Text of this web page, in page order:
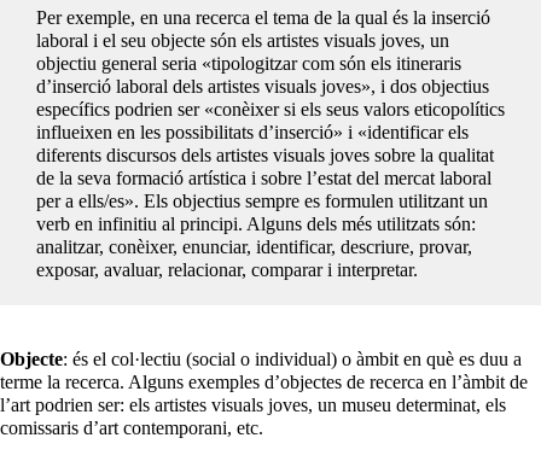
Per exemple, en una recerca el tema de la qual és la inserció
laboral i el seu objecte són els artistes visuals joves, un
objectiu general seria «tipologitzar com són els itineraris
d’inserció laboral dels artistes visuals joves», i dos objectius
específics podrien ser «conèixer si els seus valors eticopolítics
influeixen en les possibilitats d’inserció» i «identificar els
diferents discursos dels artistes visuals joves sobre la qualitat
de la seva formació artística i sobre l’estat del mercat laboral
per a ells/es». Els objectius sempre es formulen utilitzant un
verb en infinitiu al principi. Alguns dels més utilitzats són:
analitzar, conèixer, enunciar, identificar, descriure, provar,
exposar, avaluar, relacionar, comparar i interpretar.
Objecte: és el col·lectiu (social o individual) o àmbit en què es duu a
terme la recerca. Alguns exemples d’objectes de recerca en l’àmbit de
l’art podrien ser: els artistes visuals joves, un museu determinat, els
comissaris d’art contemporani, etc.